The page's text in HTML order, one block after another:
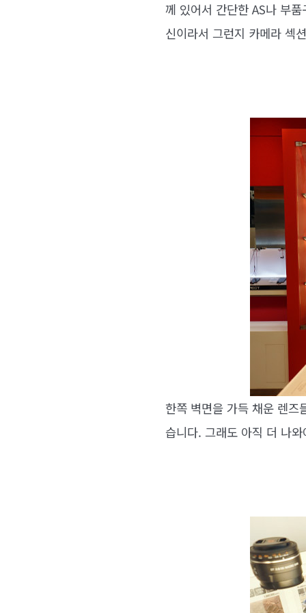
께 있어서 간단한 AS나 부
신이라서 그런지 카메라 섹
한쪽 벽면을 가득 채운 렌
습니다. 그래도 아직 더 나